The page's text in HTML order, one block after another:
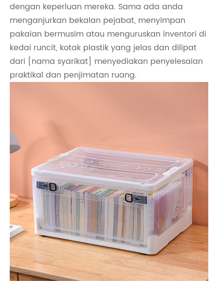
dengan keperluan mereka. Sama ada anda
menganjurkan bekalan pejabat, menyimpan
pakaian bermusim atau menguruskan inventori di
kedai runcit, kotak plastik yang jelas dan dilipat
dari [nama syarikat] menyediakan penyelesaian
praktikal dan penjimatan ruang.